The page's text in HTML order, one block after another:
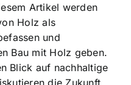
Artikel werden
Holz als
und
Bau mit Holz geben.
Blick auf nachhaltige
die Zukunft